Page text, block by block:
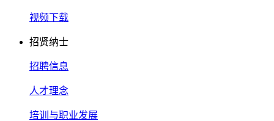
视频下载
招贤纳士
招聘信息
人才理念
培训与职业发展